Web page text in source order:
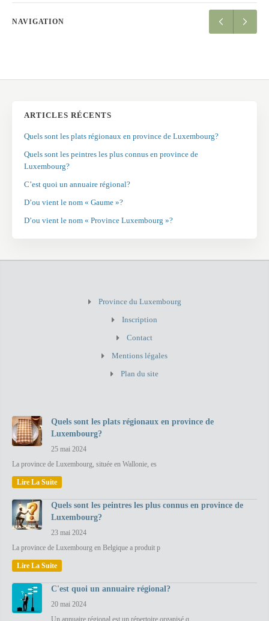
NAVIGATION
ARTICLES RÉCENTS
Quels sont les plats régionaux en province de Luxembourg?
Quels sont les peintres les plus connus en province de
Luxembourg?
C’est quoi un annuaire régional?
D’ou vient le nom « Gaume »?
D’ou vient le nom « Province Luxembourg »?
Province du Luxembourg
Inscription
Contact
Mentions légales
Plan du site
Quels sont les plats régionaux en province de
Luxembourg?
25 mai 2024
La province de Luxembourg, située en Wallonie, es
Lire La Suite
Quels sont les peintres les plus connus en province de
Luxembourg?
23 mai 2024
La province de Luxembourg en Belgique a produit p
Lire La Suite
C'est quoi un annuaire régional?
20 mai 2024
Un annuaire régional est un répertoire organisé q